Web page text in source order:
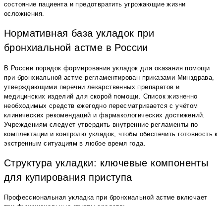
состояние пациента и предотвратить угрожающие жизни
осложнения.
Нормативная база укладок при
бронхиальной астме в России
В России порядок формирования укладок для оказания помощи
при бронхиальной астме регламентирован приказами Минздрава,
утверждающими перечни лекарственных препаратов и
медицинских изделий для скорой помощи. Список жизненно
необходимых средств ежегодно пересматривается с учётом
клинических рекомендаций и фармакологических достижений.
Учреждениям следует утвердить внутренние регламенты по
комплектации и контролю укладок, чтобы обеспечить готовность к
экстренным ситуациям в любое время года.
Структура укладки: ключевые компоненты
для купирования приступа
Профессиональная укладка при бронхиальной астме включает